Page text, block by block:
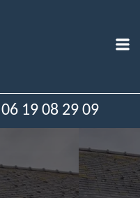
06 19 08 29 09